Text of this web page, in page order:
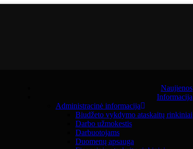
Naujienos
Informacija
Administracinė informacija
Biudžeto vykdymo ataskaitų rinkiniai
Darbo užmokestis
Darbuotojams
Duomenų apsauga